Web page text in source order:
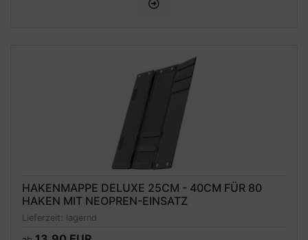
HAKENMAPPE DELUXE 25CM - 40CM FÜR 80
HAKEN MIT NEOPREN-EINSATZ
Lieferzeit: lagernd